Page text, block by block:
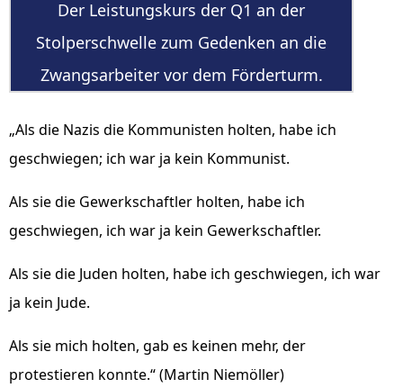
Der Leistungskurs der Q1 an der
Stolperschwelle zum Gedenken an die
Zwangsarbeiter vor dem Förderturm.
„Als die Nazis die Kommunisten holten, habe ich
geschwiegen; ich war ja kein Kommunist.
Als sie die Gewerkschaftler holten, habe ich
geschwiegen, ich war ja kein Gewerkschaftler.
Als sie die Juden holten, habe ich geschwiegen, ich war
ja kein Jude.
Als sie mich holten, gab es keinen mehr, der
protestieren konnte.“ (Martin Niemöller)